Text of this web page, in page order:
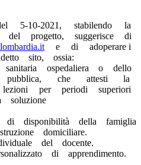
5-10-2021, stabilendo la
del progetto, suggerisce di
e di adoperare i
sito, ossia:
ospedaliera o dello
pubblica, che attesti la
lezioni per periodi superiori
soluzione
di disponibilità della famiglia
domiciliare.
del docente.
di apprendimento.